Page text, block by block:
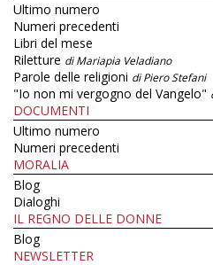
Ultimo numero
Numeri precedenti
Libri del mese
Riletture di Mariapia Veladiano
Parole delle religioni di Piero Stefani
"Io non mi vergogno del Vangelo"
DOCUMENTI
Ultimo numero
Numeri precedenti
MORALIA
Blog
Dialoghi
IL REGNO DELLE DONNE
Blog
NEWSLETTER